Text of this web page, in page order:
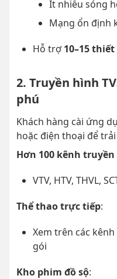
Ít nhiễu sóng
Mạng ổn định
Hỗ trợ10–15 thiết
2. Truyền hình
phú
Khách hàng cài ứng
hoặc điện thoại để
Hơn 100 kênh
VTV, HTV, THVL,
Thể thao trực tiếp:
Xem trên các
gói
Kho phim đồ sộ: